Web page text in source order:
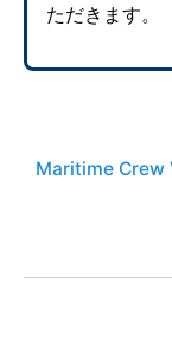
ただきます。
Maritime Crew